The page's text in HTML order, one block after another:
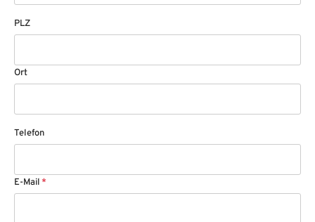
PLZ
Ort
Telefon
E-Mail *